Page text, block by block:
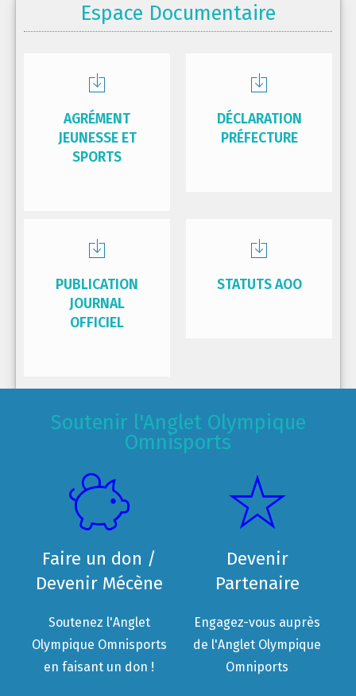
Espace Documentaire
AGRÉMENT
JEUNESSE ET
SPORTS
DÉCLARATION
PRÉFECTURE
PUBLICATION
JOURNAL
OFFICIEL
STATUTS AOO
Soutenir l'Anglet Olympique
Omnisports
Faire un don /
Devenir Mécène
Soutenez l'Anglet
Olympique Omnisports
en faisant un don !
Devenir
Partenaire
Engagez-vous auprès
de l'Anglet Olympique
Omniports